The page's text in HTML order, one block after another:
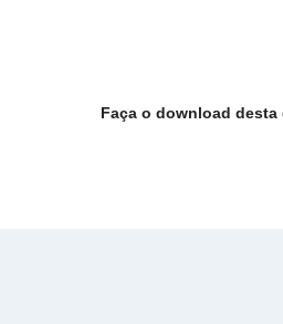
Faça o download desta